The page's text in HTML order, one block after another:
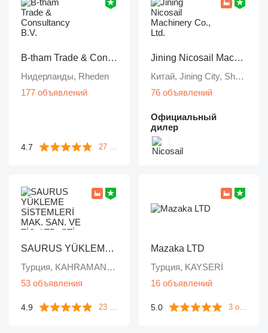
B-tham Trade & Consultancy B.V.
Нидерланды, Rheden
177 объявлений
4.7 27 отзывов
Jining Nicosail Machinery Co., Ltd.
Китай, Jining City, Shandong Province
76 объявлений
Официальный
дилер
SAURUS YÜKLEME SİSTEMLERİ MAK. SAN. VE TİC. LTD. ŞTİ.
Турция, KAHRAMANKAZAN/ ANKARA
53 объявления
4.9 23 отзыва
Mazaka LTD
Турция, KAYSERİ
16 объявлений
5.0 3 отзыва